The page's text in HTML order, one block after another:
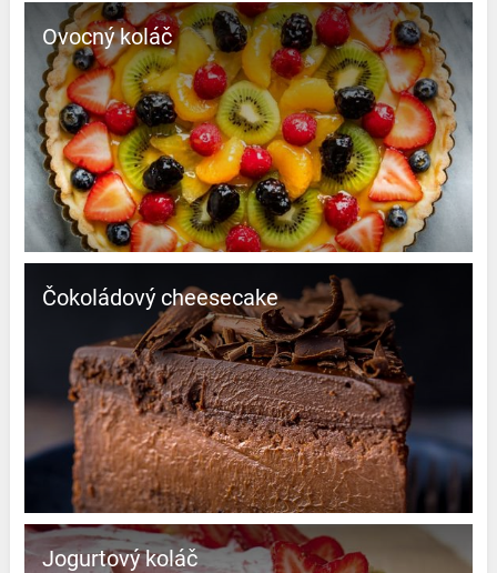
Ovocný koláč
čokoládový cheesecake
Jogurtový koláč